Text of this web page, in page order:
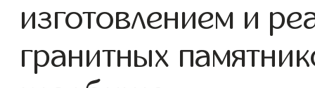
изготовлением и
гранитных